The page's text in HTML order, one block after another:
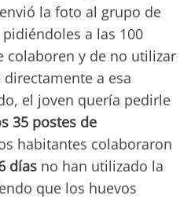
la foto al grupo de
a las 100
colaboren y de no utilizar
a esa
el joven quería pedirle
35 postes de
habitantes colaboraron
días no han utilizado la
que los huevos